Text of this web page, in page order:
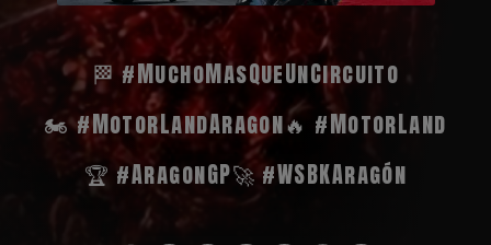
🏁 #MuchoMasQueUnCircuito
🏍️ #MotorLandAragon🔥 #MotorLand
🏆 #AragonGP🚀 #WSBKAragón